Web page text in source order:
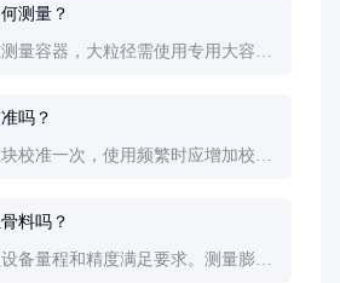
测量？
量容器，大粒径需使用专用大容量
吗？
校准一次，使用频繁时应增加校准
料吗？
备量程和精度满足要求。测量膨胀